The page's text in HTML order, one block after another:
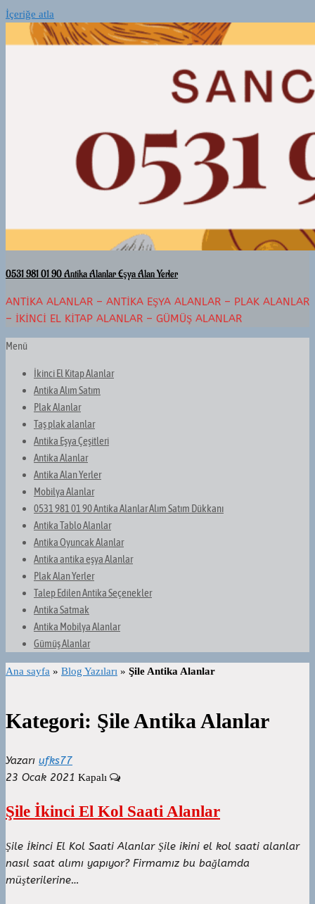
İçeriğe atla
0531 981 01 90 Antika Alanlar Eşya Alan Yerler
ANTIKA ALANLAR – ANTIKA EŞYA ALANLAR – PLAK ALANLAR
– İKINCI EL KITAP ALANLAR – GÜMÜŞ ALANLAR
Menü
İkinci El Kitap Alanlar
Antika Alım Satım
Plak Alanlar
Taş plak alanlar
Antika Eşya Çeşitleri
Antika Alanlar
Antika Alan Yerler
Mobilya Alanlar
0531 981 01 90 Antika Alanlar Alım Satım Dükkanı
Antika Tablo Alanlar
Antika Oyuncak Alanlar
Antika antika eşya Alanlar
Plak Alan Yerler
Talep Edilen Antika Seçenekler
Antika Satmak
Antika Mobilya Alanlar
Gümüş Alanlar
Ana sayfa » Blog Yazıları » Şile Antika Alanlar
Kategori: Şile Antika Alanlar
Yazarı ufks77
23 Ocak 2021 Kapalı
Şile İkinci El Kol Saati Alanlar
Şile İkinci El Kol Saati Alanlar Şile ikini el kol saati alanlar
nasıl saat alımı yapıyor? Firmamız bu bağlamda
müşterilerine…